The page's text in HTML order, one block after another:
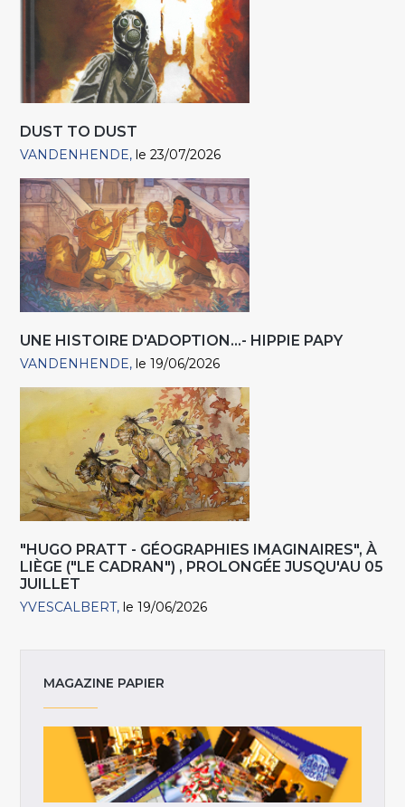
DUST TO DUST
VANDENHENDE le 23/07/2026
UNE HISTOIRE D'ADOPTION...- HIPPIE PAPY
VANDENHENDE le 19/06/2026
"HUGO PRATT - GÉOGRAPHIES IMAGINAIRES", À
LIÈGE ("LE CADRAN") , PROLONGÉE JUSQU'AU 05
JUILLET
YVESCALBERT le 19/06/2026
MAGAZINE PAPIER